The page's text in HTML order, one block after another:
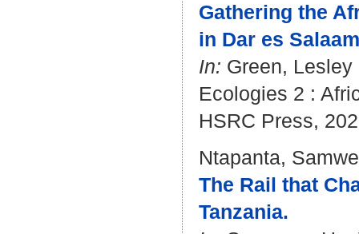
Gathering the
in Dar es
In: Green, Lesley
Ecologies 2 :
HSRC Press,
Ntapanta,
The Rail that
Tanzania.